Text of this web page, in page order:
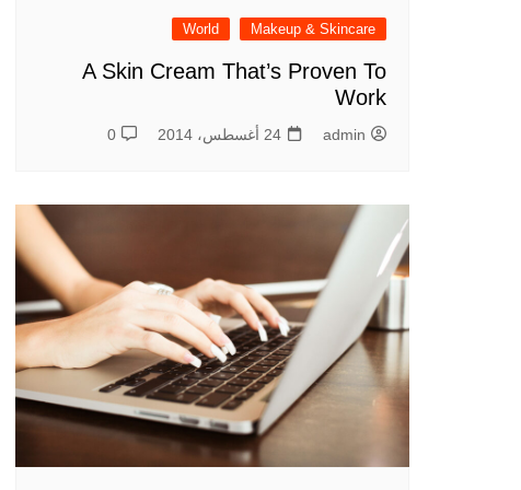
Makeup & Skincare
World
A Skin Cream That’s Proven To
Work
admin 24 أغسطس، 2014 0